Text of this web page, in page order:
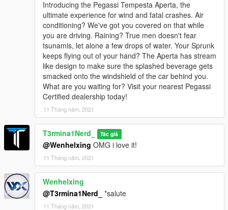
Introducing the Pegassi Tempesta Aperta, the
ultimate experience for wind and fatal crashes. Air
conditioning? We've got you covered on that while
you are driving. Raining? True men doesn't fear
tsunamis, let alone a few drops of water. Your Sprunk
keeps flying out of your hand? The Aperta has stream
like design to make sure the splashed beverage gets
smacked onto the windshield of the car behind you.
What are you waiting for? Visit your nearest Pegassi
Certified dealership today!
11 Tháng năm, 2021
T3rmina1Nerd_ Tác giả
@Wenhelxing OMG i love it!
11 Tháng năm, 2021
Wenhelxing
@T3rmina1Nerd_
*salute
11 Tháng năm, 2021